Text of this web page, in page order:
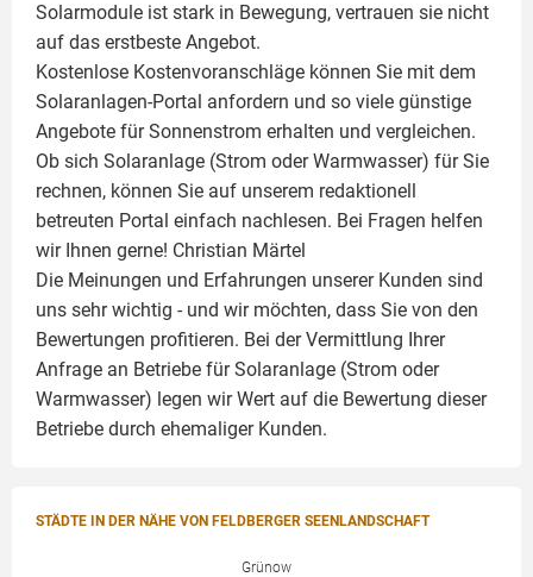
Solarmodule ist stark in Bewegung, vertrauen sie nicht
auf das erstbeste Angebot.
Kostenlose Kostenvoranschläge können Sie mit dem
Solaranlagen-Portal anfordern und so viele günstige
Angebote für Sonnenstrom erhalten und vergleichen.
Ob sich Solaranlage (Strom oder Warmwasser) für Sie
rechnen, können Sie auf unserem redaktionell
betreuten Portal einfach nachlesen. Bei Fragen helfen
wir Ihnen gerne! Christian Märtel
Die Meinungen und Erfahrungen unserer Kunden sind
uns sehr wichtig - und wir möchten, dass Sie von den
Bewertungen profitieren. Bei der Vermittlung Ihrer
Anfrage an Betriebe für Solaranlage (Strom oder
Warmwasser) legen wir Wert auf die Bewertung dieser
Betriebe durch ehemaliger Kunden.
STÄDTE IN DER NÄHE VON FELDBERGER SEENLANDSCHAFT
Grünow